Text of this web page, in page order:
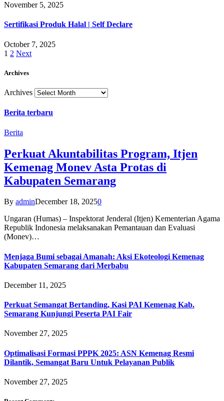
November 5, 2025
Sertifikasi Produk Halal | Self Declare
October 7, 2025
1 2 Next
Archives
Archives
Berita terbaru
Berita
Perkuat Akuntabilitas Program, Itjen
Kemenag Monev Asta Protas di
Kabupaten Semarang
By adminDecember 18, 20250
Ungaran (Humas) – Inspektorat Jenderal (Itjen) Kementerian Agama
Republik Indonesia melaksanakan Pemantauan dan Evaluasi
(Monev)…
Menjaga Bumi sebagai Amanah: Aksi Ekoteologi Kemenag
Kabupaten Semarang dari Merbabu
December 11, 2025
Perkuat Semangat Bertanding, Kasi PAI Kemenag Kab.
Semarang Kunjungi Peserta PAI Fair
November 27, 2025
Optimalisasi Formasi PPPK 2025: ASN Kemenag Resmi
Dilantik, Semangat Baru Untuk Pelayanan Publik
November 27, 2025